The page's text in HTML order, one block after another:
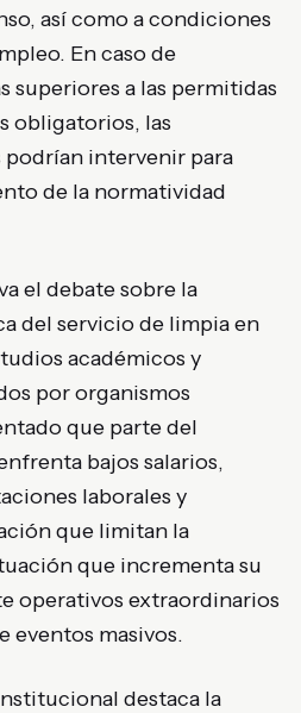
así como a condiciones
En caso de
superiores a las permitidas
obligatorios, las
intervenir para
de la normatividad
el debate sobre la
del servicio de limpia en
académicos y
por organismos
que parte del
bajos salarios,
laborales y
que limitan la
que incrementa su
operativos extraordinarios
eventos masivos.
destaca la